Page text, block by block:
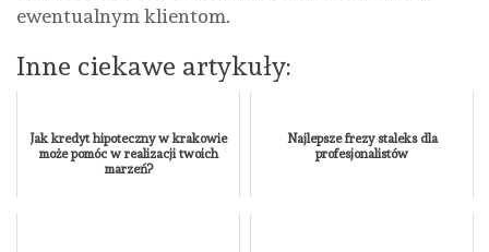
ewentualnym klientom.
Inne ciekawe artykuły:
Jak kredyt hipoteczny w krakowie
może pomóc w realizacji twoich
marzeń?
Najlepsze frezy staleks dla
profesjonalistów